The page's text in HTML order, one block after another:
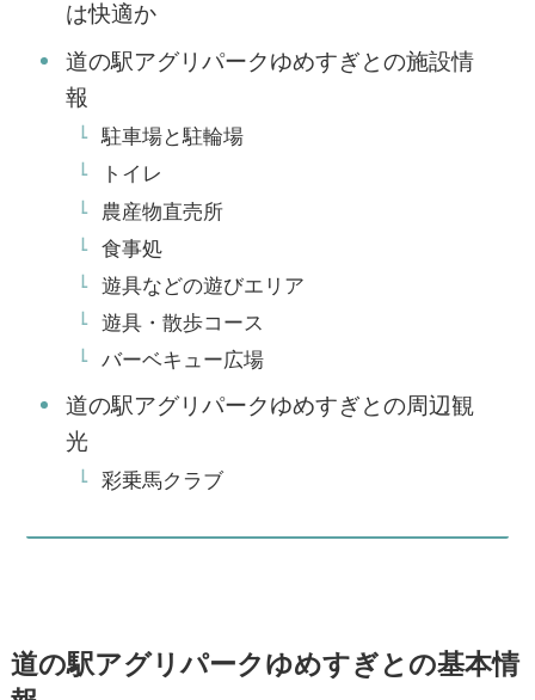
は快適か
道の駅アグリパークゆめすぎとの施設情
報
駐車場と駐輪場
トイレ
農産物直売所
食事処
遊具などの遊びエリア
遊具・散歩コース
バーベキュー広場
道の駅アグリパークゆめすぎとの周辺観
光
彩乗馬クラブ
道の駅アグリパークゆめすぎとの基本情